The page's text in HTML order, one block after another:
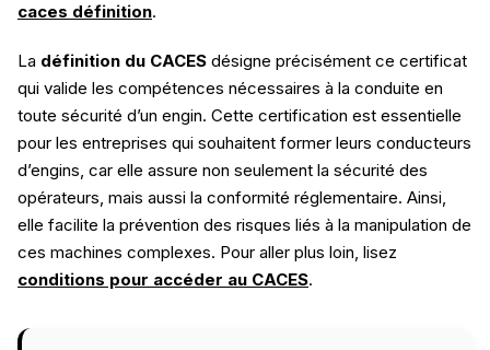
caces définition.
La définition du CACES désigne précisément ce certificat
qui valide les compétences nécessaires à la conduite en
toute sécurité d’un engin. Cette certification est essentielle
pour les entreprises qui souhaitent former leurs conducteurs
d’engins, car elle assure non seulement la sécurité des
opérateurs, mais aussi la conformité réglementaire. Ainsi,
elle facilite la prévention des risques liés à la manipulation de
ces machines complexes. Pour aller plus loin, lisez
conditions pour accéder au CACES.